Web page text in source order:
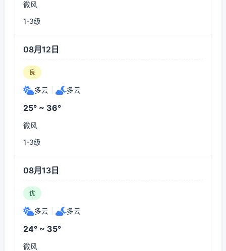
微风
1-3级
08月12日
良
多云 多云
25° ~ 36°
微风
1-3级
08月13日
优
多云 多云
24° ~ 35°
微风